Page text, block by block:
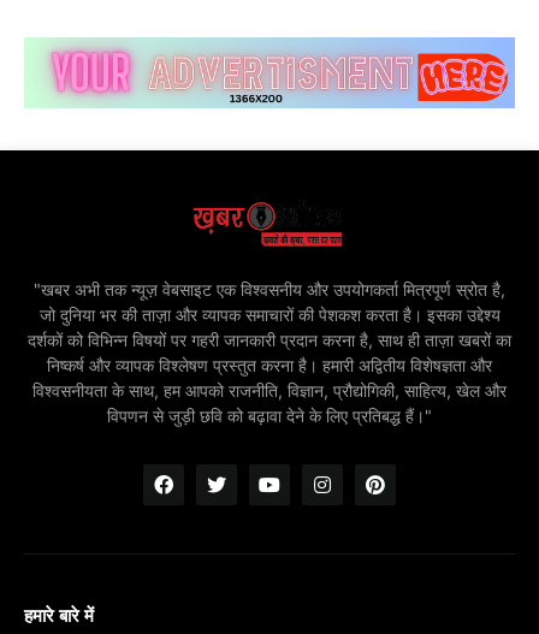
"खबर अभी तक न्यूज़ वेबसाइट एक विश्वसनीय और उपयोगकर्ता मित्रपूर्ण स्रोत है,
जो दुनिया भर की ताज़ा और व्यापक समाचारों की पेशकश करता है। इसका उद्देश्य
दर्शकों को विभिन्न विषयों पर गहरी जानकारी प्रदान करना है, साथ ही ताज़ा खबरों का
निष्कर्ष और व्यापक विश्लेषण प्रस्तुत करना है। हमारी अद्वितीय विशेषज्ञता और
विश्वसनीयता के साथ, हम आपको राजनीति, विज्ञान, प्रौद्योगिकी, साहित्य, खेल और
विपणन से जुड़ी छवि को बढ़ावा देने के लिए प्रतिबद्ध हैं।"
हमारे बारे में